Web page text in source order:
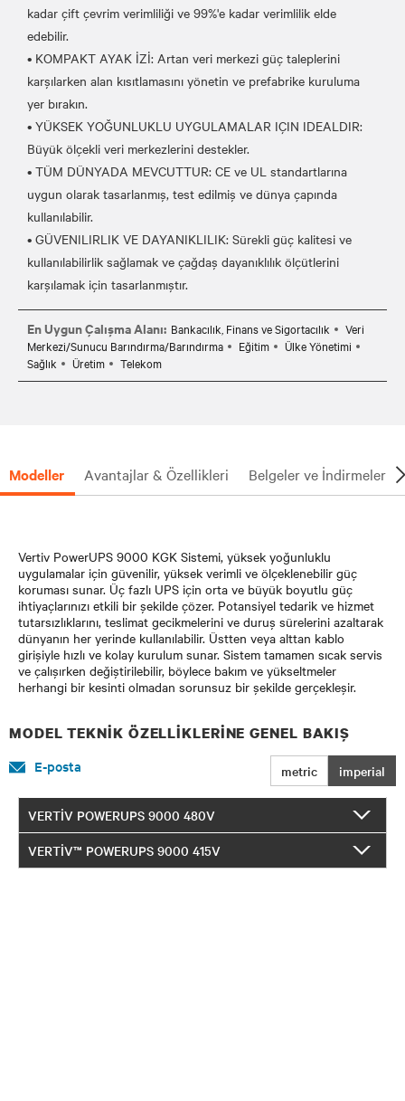
kadar çift çevrim verimliliği ve 99%'e kadar verimlilik elde
edebilir.
• KOMPAKT AYAK İZİ: Artan veri merkezi güç taleplerini
karşılarken alan kısıtlamasını yönetin ve prefabrike kuruluma
yer bırakın.
• YÜKSEK YOĞUNLUKLU UYGULAMALAR IÇIN IDEALDIR:
Büyük ölçekli veri merkezlerini destekler.
• TÜM DÜNYADA MEVCUTTUR: CE ve UL standartlarına
uygun olarak tasarlanmış, test edilmiş ve dünya çapında
kullanılabilir.
• GÜVENILIRLIK VE DAYANIKLILIK: Sürekli güç kalitesi ve
kullanılabilirlik sağlamak ve çağdaş dayanıklılık ölçütlerini
En Uygun Çalışma Alanı: Bankacılık, Finans ve Sigortacılık
Veri
Merkezi/Sunucu Barındırma/Barındırma
Eğitim
Ülke Yönetimi
Sağlık
Üretim Telekom
Modeller Avantajlar & Özellikleri Belgeler ve İndirmeler
Vertiv PowerUPS 9000 KGK Sistemi, yüksek yoğunluklu
uygulamalar için güvenilir, yüksek verimli ve ölçeklenebilir güç
koruması sunar. Üç fazlı UPS için orta ve büyük boyutlu güç
ihtiyaçlarınızı etkili bir şekilde çözer. Potansiyel tedarik ve hizmet
tutarsızlıklarını, teslimat gecikmelerini ve duruş sürelerini azaltarak
dünyanın her yerinde kullanılabilir. Üstten veya alttan kablo
girişiyle hızlı ve kolay kurulum sunar. Sistem tamamen sıcak servis
ve çalışırken değiştirilebilir, böylece bakım ve yükseltmeler
herhangi bir kesinti olmadan sorunsuz bir şekilde gerçekleşir.
MODEL TEKNIK ÖZELLIKLERINE GENEL BAKIŞ
metric imperial
E-posta
VERTIV POWERUPS 9000 480V
VERTIV™ POWERUPS 9000 415V